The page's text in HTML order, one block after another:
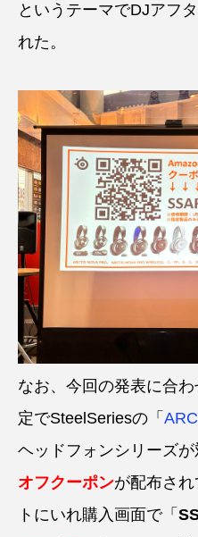
というテーマでDJアフ
れた。
なお、今回の発表に合
定でSteelSeriesの「
ヘッドフォンシリーズが
オフクーポンが配布さ
トにいれ購入画面で「